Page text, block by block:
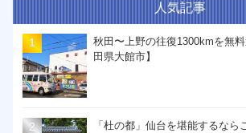
人気記事
秋田〜上野の往復1300kmを無
田県大館市】
「杜の都」仙台を堪能するなら